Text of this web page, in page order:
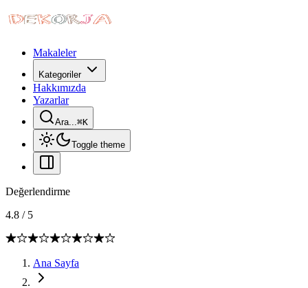
Makaleler
Kategoriler
Hakkımızda
Yazarlar
Ara...⌘K
Toggle theme
Değerlendirme
4.8 / 5
Ana Sayfa